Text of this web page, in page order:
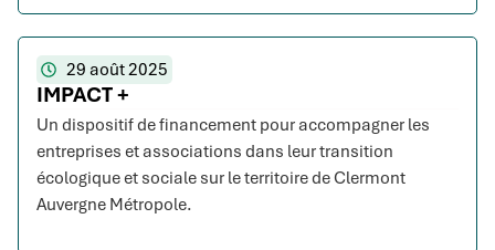
29 août 2025
IMPACT +
Un dispositif de financement pour accompagner les
entreprises et associations dans leur transition
écologique et sociale sur le territoire de Clermont
Auvergne Métropole.